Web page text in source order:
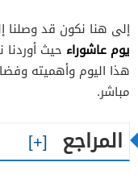
إلى هنا نكون قد وصلنا
يوم عاشوراء حيث
هذا اليوم وأهميته
مباشر.
المراجع